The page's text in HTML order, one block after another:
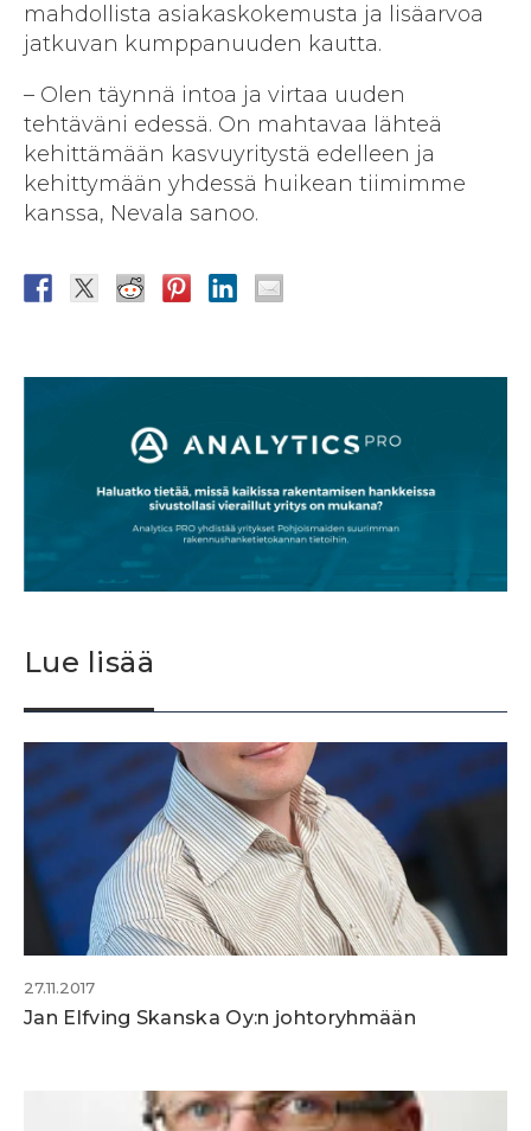
mahdollista asiakaskokemusta ja lisäarvoa
jatkuvan kumppanuuden kautta.
– Olen täynnä intoa ja virtaa uuden
tehtäväni edessä. On mahtavaa lähteä
kehittämään kasvuyritystä edelleen ja
kehittymään yhdessä huikean tiimimme
kanssa, Nevala sanoo.
Lue lisää
27.11.2017
Jan Elfving Skanska Oy:n johtoryhmään